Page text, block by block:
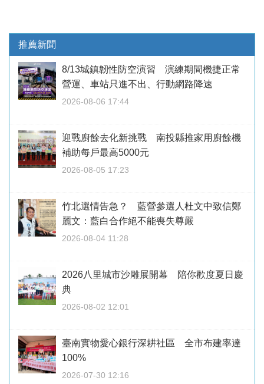
推薦新聞
8/13城鎮韌性防空演習 演練期間機捷正常
營運、車站只進不出、行動網路降速
2026-08-06 17:44
迎戰廚餘去化新挑戰 南投縣推家用廚餘機
補助每戶最高5000元
2026-08-05 17:23
竹北選情告急？ 藍營參選人杜文中致信鄭
麗文：藍白合作絕不能喪失尊嚴
2026-08-04 11:28
2026八里城市沙雕展開幕 陪你歡度夏日慶
典
2026-08-02 12:01
臺南實物愛心銀行深耕社區 全市布建率達
100%
2026-07-30 12:16